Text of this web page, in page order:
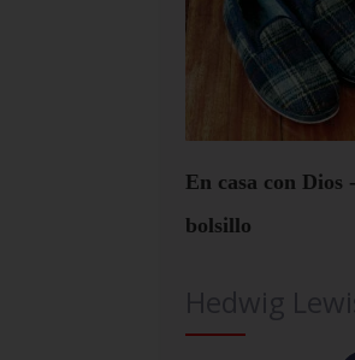
En casa con Dios
bolsillo